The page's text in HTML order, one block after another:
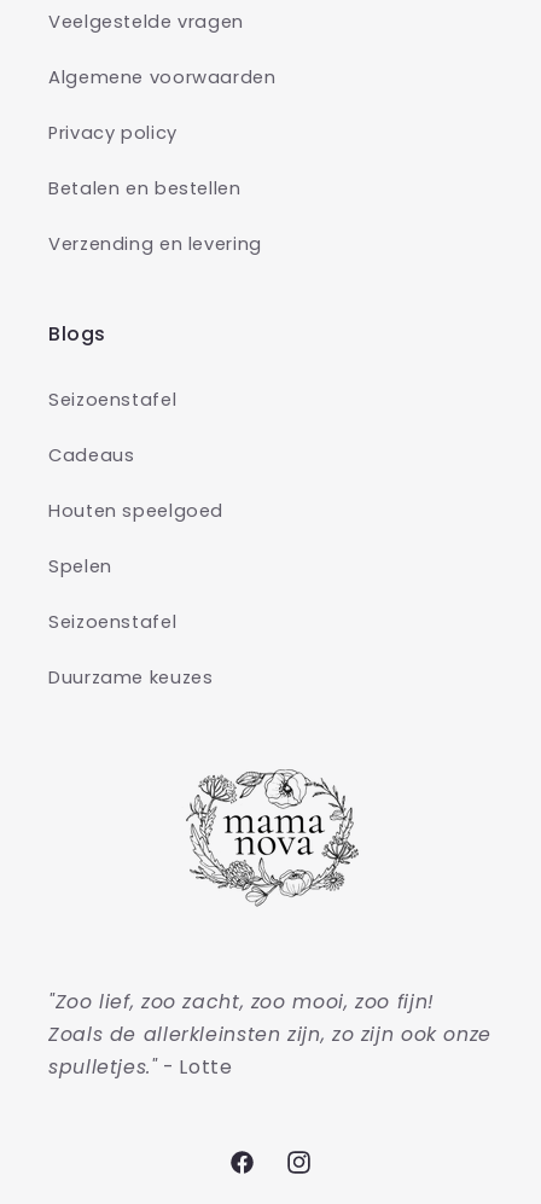
Veelgestelde vragen
Algemene voorwaarden
Privacy policy
Betalen en bestellen
Verzending en levering
Blogs
Seizoenstafel
Cadeaus
Houten speelgoed
Spelen
Seizoenstafel
Duurzame keuzes
"Zoo lief, zoo zacht, zoo mooi, zoo fijn!
Zoals de allerkleinsten zijn, zo zijn ook onze
spulletjes."- Lotte
FacebookInstagram